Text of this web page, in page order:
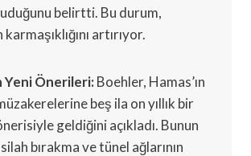
belirtti. Bu durum,
artırıyor.
Yeni Önerileri:Boehler, Hamas’ın
beş ila on yıllık bir
geldiğini açıkladı. Bunun
silah bırakma ve tünel ağlarının